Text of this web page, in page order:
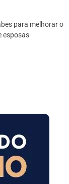
para melhorar o
esposas